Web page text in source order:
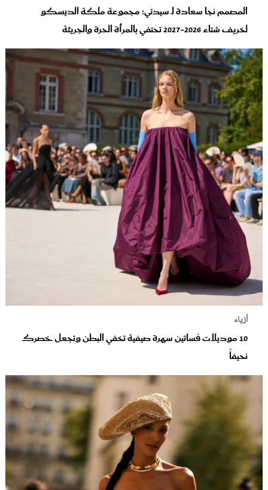
المصمم نجا سعادة لـ سيدتي: مجموعة ملكة الديسكو
لخريف شتاء 2026-2027 تحتفي بالمرأة الحرة والجريئة
أزياء
10 موديلات فساتين سهرة صيفية تخفي البطن وتجعل خصرك
نحيفاً